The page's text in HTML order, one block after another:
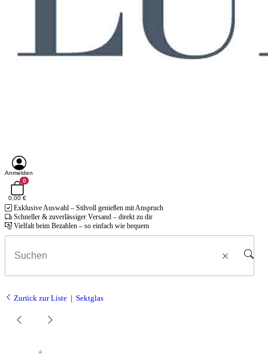
Anmelden
0
0,00 €
Exklusive Auswahl – Stilvoll genießen mit Anspruch
Schneller & zuverlässiger Versand – direkt zu dir
Vielfalt beim Bezahlen – so einfach wie bequem
Zurück zur Liste Sektglas